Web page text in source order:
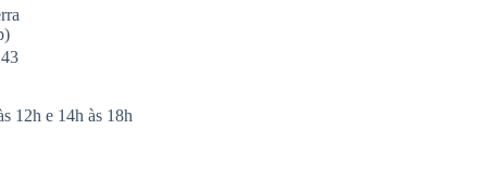
12h e 14h às 18h